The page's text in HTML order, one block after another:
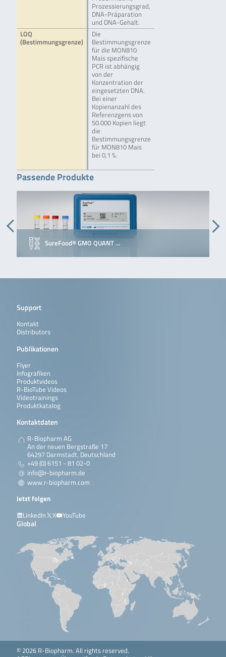
Prozessierungsgrad,
DNA-Präparation
und DNA-Gehalt.
LOQ
(Bestimmungsgrenze)
Die
Bestimmungsgrenze
für die MON810
Mais spezifische
PCR ist abhängig
von der
Konzentration der
eingesetzten DNA.
Bei einer
Kopienanzahl des
Referenzgens von
50.000 Kopien liegt
die
Bestimmungsgrenze
für MON810 Mais
bei 0,1 %.
Passende Produkte
SureFood® GMO QUANT …
Support
Kontakt
Distributors
Publikationen
Flyer
Infografiken
Produktvideos
R-BioTube Videos
Videotrainings
Produktkatalog
Kontaktdaten
R-Biopharm AG
An der neuen Bergstraße 17
64297 Darmstadt, Deutschland
+49 (0) 6151 - 81 02-0
info@r-biopharm.de
www.r-biopharm.com
Jetzt folgen
LinkedIn
X YouTube
Global
© 2026 R-Biopharm. All rights reserved.